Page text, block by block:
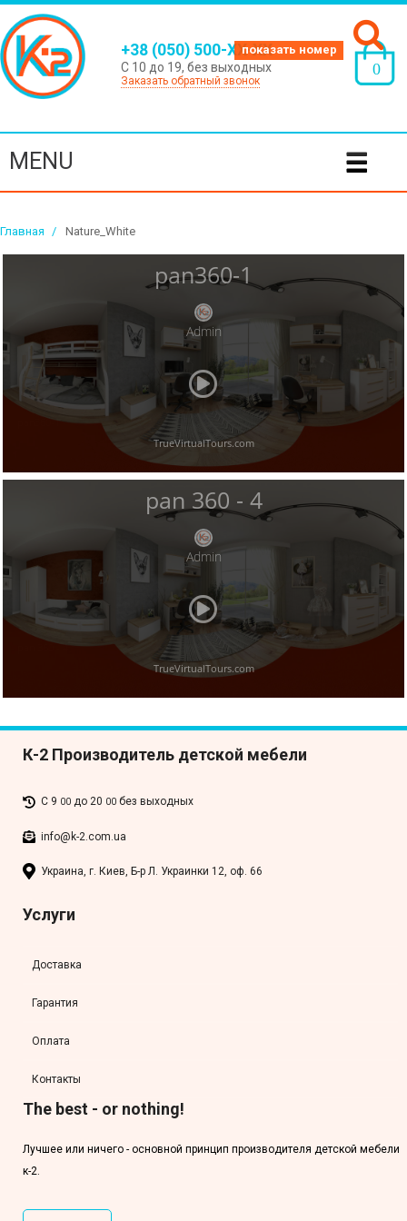
0
+38 (050) 500-XX-XX
С 10 до 19, без выходных
Заказать обратный звонок
MENU
Главная Nature_White
К-2 Производитель детской мебели
С 9 00 до 20 00 без выходных
info@k-2.com.ua
Украина, г. Киев, Б-р Л. Украинки 12, оф. 66
Услуги
Доставка
Гарантия
Оплата
Контакты
The best - or nothing!
Лучшее или ничего - основной принцип производителя детской мебели
к-2.